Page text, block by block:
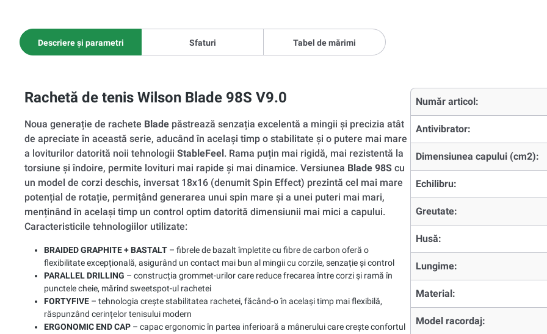
Descriere și parametri Sfaturi Tabel de mărimi
Rachetă de tenis Wilson Blade 98S V9.0
Noua generație de rachete Blade păstrează senzația excelentă a mingii și precizia atât
de apreciate în această serie, aducând în același timp o stabilitate și o putere mai mare
a loviturilor datorită noii tehnologii StableFeel. Rama puțin mai rigidă, mai rezistentă la
torsiune și îndoire, permite lovituri mai rapide și mai dinamice. Versiunea Blade 98S cu
un model de corzi deschis, inversat 18x16 (denumit Spin Effect) prezintă cel mai mare
potențial de rotație, permițând generarea unui spin mare și a unei puteri mai mari,
menținând în același timp un control optim datorită dimensiunii mai mici a capului.
Caracteristicile tehnologiilor utilizate:
BRAIDED GRAPHITE + BASTALT – fibrele de bazalt împletite cu fibre de carbon oferă o
flexibilitate excepțională, asigurând un contact mai bun al mingii cu corzile, senzație și control
PARALLEL DRILLING – construcția grommet-urilor care reduce frecarea între corzi și ramă în
punctele cheie, mărind sweetspot-ul rachetei
FORTYFIVE – tehnologia crește stabilitatea rachetei, făcând-o în același timp mai flexibilă,
răspunzând cerințelor tenisului modern
ERGONOMIC END CAP – capac ergonomic în partea inferioară a mânerului care crește confortul
Număr articol:
Antivibrator:
Dimensiunea capului (cm2):
Echilibru:
Greutate:
Husă:
Lungime:
Material:
Model racordaj: